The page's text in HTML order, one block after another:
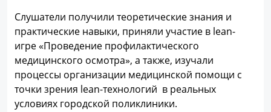
Слушатели получили теоретические знания и
практические навыки, приняли участие в lean-
игре «Проведение профилактического
медицинского осмотра», а также, изучали
процессы организации медицинской помощи с
точки зрения lean-технологий в реальных
условиях городской поликлиники.